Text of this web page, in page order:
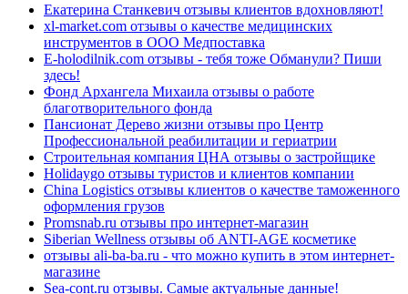
Екатерина Станкевич отзывы клиентов вдохновляют!
xl-market.com отзывы о качестве медицинских
инструментов в ООО Медпоставка
E-holodilnik.com отзывы - тебя тоже Обманули? Пиши
здесь!
Фонд Архангела Михаила отзывы о работе
благотворительного фонда
Пансионат Дерево жизни отзывы про Центр
Профессиональной реабилитации и гериатрии
Строительная компания ЦНА отзывы о застройщике
Holidaygo отзывы туристов и клиентов компании
China Logistics отзывы клиентов о качестве таможенного
оформления грузов
Promsnab.ru отзывы про интернет-магазин
Siberian Wellness отзывы об ANTI-AGE косметике
отзывы ali-ba-ba.ru - что можно купить в этом интернет-
магазине
Sea-cont.ru отзывы. Самые актуальные данные!